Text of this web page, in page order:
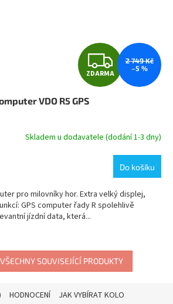
Z
D
R
M
A
ZDARMA
2 749 Kč
–5 %
VDO R5 GPS
Skladem u dodavatele (dodání 1-3 dny)
Do košíku
pro milovníky hor. Extra velký displej,
GPS computer řady R spolehlivě
jízdní data, která...
SOUVISEJÍCÍ PRODUKTY
HODNOCENÍ JAK VYBÍRAT KOLO